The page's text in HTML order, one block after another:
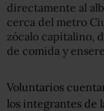
directamente al
cerca del metro
zócalo capitalino,
de comida y
Voluntarios
los integrantes de